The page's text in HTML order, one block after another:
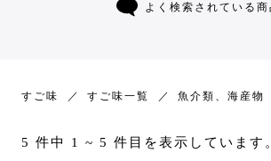
よく検索されている商
すご味 すご味一覧 魚介類、海産物
5 件中 1 ~ 5 件目を表示しています